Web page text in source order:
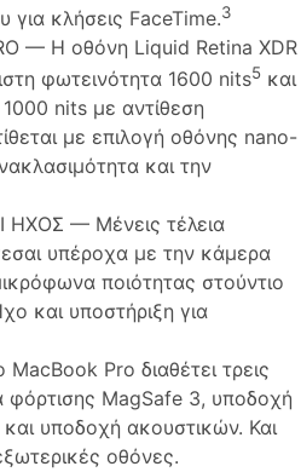
για κλήσεις FaceTime.3
— Η οθόνη Liquid Retina XDR
φωτεινότητα 1600 nits5 και
nits με αντίθεση
με επιλογή οθόνης nano-
και την
— Μένεις τέλεια
υπέροχα με την κάμερα
ποιότητας στούντιο
και υποστήριξη για
Pro διαθέτει τρεις
MagSafe 3, υποδοχή
υποδοχή ακουστικών. Και
οθόνες.